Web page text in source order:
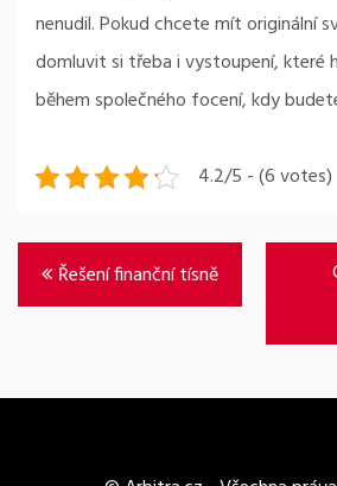
nenudil. Pokud chcete mít originální
domluvit si třeba i vystoupení, které
během společného focení, kdy
4.2/5 - (6 votes)
Navigace
pro
Řešení finanční tísně